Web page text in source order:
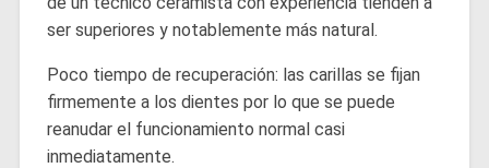
ser superiores y notablemente más natural.
Poco tiempo de recuperación: las carillas se fijan
firmemente a los dientes por lo que se puede
reanudar el funcionamiento normal casi
inmediatamente.